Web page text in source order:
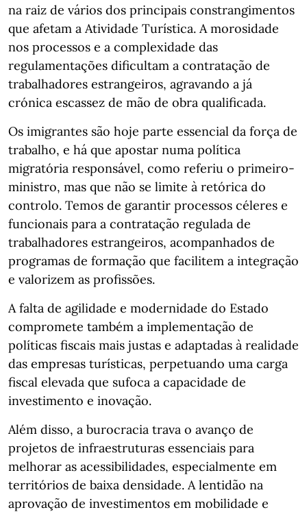
na raiz de vários dos principais constrangimentos
que afetam a Atividade Turística. A morosidade
nos processos e a complexidade das
regulamentações dificultam a contratação de
trabalhadores estrangeiros, agravando a já
crónica escassez de mão de obra qualificada.
Os imigrantes são hoje parte essencial da força de
trabalho, e há que apostar numa política
migratória responsável, como referiu o primeiro-
ministro, mas que não se limite à retórica do
controlo. Temos de garantir processos céleres e
funcionais para a contratação regulada de
trabalhadores estrangeiros, acompanhados de
programas de formação que facilitem a integração
e valorizem as profissões.
A falta de agilidade e modernidade do Estado
compromete também a implementação de
políticas fiscais mais justas e adaptadas à realidade
das empresas turísticas, perpetuando uma carga
fiscal elevada que sufoca a capacidade de
investimento e inovação.
Além disso, a burocracia trava o avanço de
projetos de infraestruturas essenciais para
melhorar as acessibilidades, especialmente em
territórios de baixa densidade. A lentidão na
aprovação de investimentos em mobilidade e